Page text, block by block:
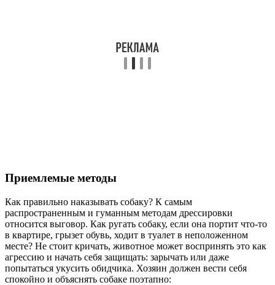
Приемлемые методы
Как правильно наказывать собаку? К самым
распространенным и гуманным методам дрессировки
относится выговор. Как ругать собаку, если она портит что-то
в квартире, грызет обувь, ходит в туалет в неположенном
месте? Не стоит кричать, животное может воспринять это как
агрессию и начать себя защищать: зарычать или даже
попытаться укусить обидчика. Хозяин должен вести себя
спокойно и объяснять собаке поэтапно: